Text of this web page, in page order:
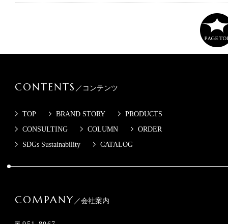
CONTENTS ／コンテンツ
TOP BRAND STORY
PRODUCTS
CONSULTING
COLUMN
ORDER
SDGs Sustainability
CATALOG
COMPANY ／会社案内